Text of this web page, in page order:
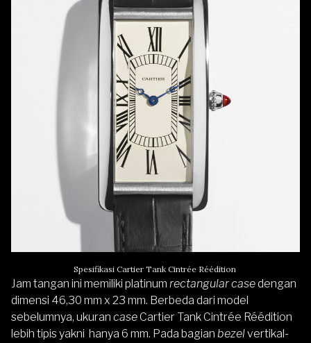
Spesifikasi Cartier Tank Cintrée Réédition
Jam tangan ini memiliki platinum rectangularcasedengan
dimensi 46,30 mm x 23 mm. Berbeda dari model
sebelumnya, ukuran caseCartier Tank Cintrée Réédition
lebih tipis yakni hanya 6 mm. Pada bagian bezelvertikal-